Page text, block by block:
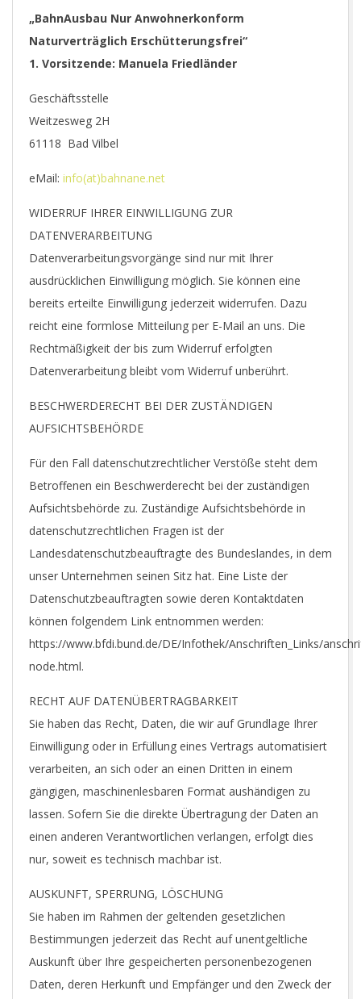
„BahnAusbau Nur Anwohnerkonform
Naturverträglich Erschütterungsfrei“
1. Vorsitzende: Manuela Friedländer
Geschäftsstelle
Weitzesweg 2H
61118 Bad Vilbel
eMail: info(at)bahnane.net
WIDERRUF IHRER EINWILLIGUNG ZUR
DATENVERARBEITUNG
Datenverarbeitungsvorgänge sind nur mit Ihrer
ausdrücklichen Einwilligung möglich. Sie können eine
bereits erteilte Einwilligung jederzeit widerrufen. Dazu
reicht eine formlose Mitteilung per E-Mail an uns. Die
Rechtmäßigkeit der bis zum Widerruf erfolgten
Datenverarbeitung bleibt vom Widerruf unberührt.
BESCHWERDERECHT BEI DER ZUSTÄNDIGEN
AUFSICHTSBEHÖRDE
Für den Fall datenschutzrechtlicher Verstöße steht dem
Betroffenen ein Beschwerderecht bei der zuständigen
Aufsichtsbehörde zu. Zuständige Aufsichtsbehörde in
datenschutzrechtlichen Fragen ist der
Landesdatenschutzbeauftragte des Bundeslandes, in dem
unser Unternehmen seinen Sitz hat. Eine Liste der
Datenschutzbeauftragten sowie deren Kontaktdaten
können folgendem Link entnommen werden:
https://www.bfdi.bund.de/DE/Infothek/Anschriften_Links/
node.html.
RECHT AUF DATENÜBERTRAGBARKEIT
Sie haben das Recht, Daten, die wir auf Grundlage Ihrer
Einwilligung oder in Erfüllung eines Vertrags automatisiert
verarbeiten, an sich oder an einen Dritten in einem
gängigen, maschinenlesbaren Format aushändigen zu
lassen. Sofern Sie die direkte Übertragung der Daten an
einen anderen Verantwortlichen verlangen, erfolgt dies
nur, soweit es technisch machbar ist.
AUSKUNFT, SPERRUNG, LÖSCHUNG
Sie haben im Rahmen der geltenden gesetzlichen
Bestimmungen jederzeit das Recht auf unentgeltliche
Auskunft über Ihre gespeicherten personenbezogenen
Daten, deren Herkunft und Empfänger und den Zweck der